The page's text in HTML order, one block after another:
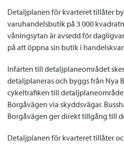
Detaljplanen för kvarteret tillåter
varuhandelsbutik på 3 000
våningsytan är avsedd för
på att öppna sin butik i
Infarten till detaljplaneområdet
detaljplaneras och byggs från Nya
cykeltrafiken till
Borgåvägen via skyddsvägar.
Borgåvägen ger direkt tillgång till
Detaljplanen för kvarteret tillåter